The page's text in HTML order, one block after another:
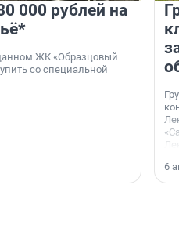
000 рублей на
ЖК «Образцовый
со специальной
6